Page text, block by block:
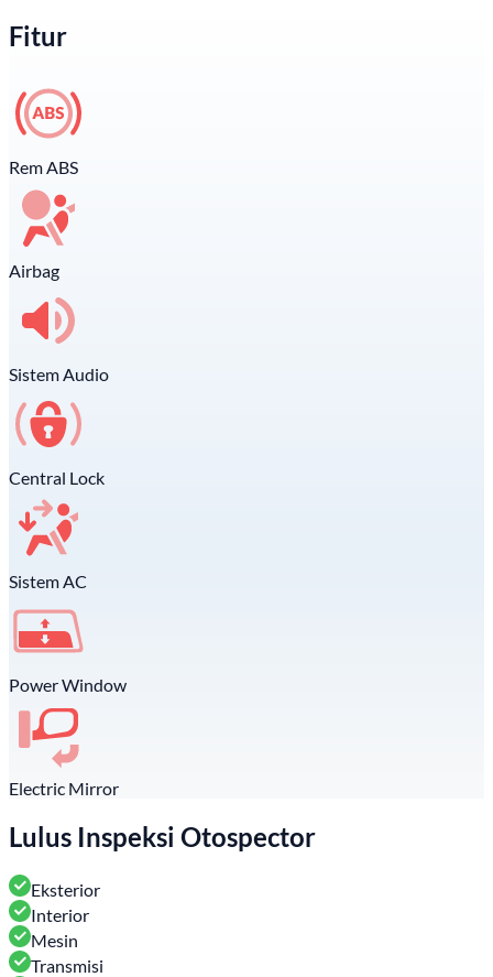
Fitur
Rem ABS
Airbag
Sistem Audio
Central Lock
Sistem AC
Power Window
Electric Mirror
Lulus Inspeksi Otospector
Eksterior
Interior
Mesin
Transmisi